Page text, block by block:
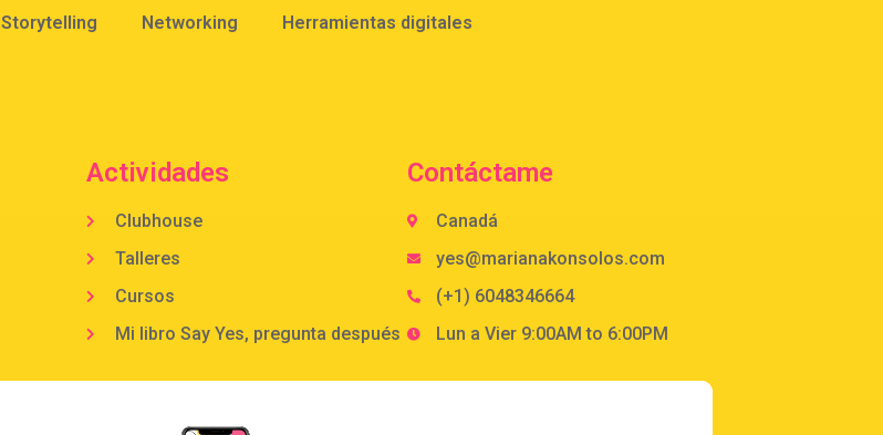
Storytelling Networking Herramientas digitales
Actividades
Clubhouse
Talleres
Cursos
Mi libro Say Yes, pregunta después
Contáctame
Canadá
yes@marianakonsolos.com
(+1) 6048346664
Lun a Vier 9:00AM to 6:00PM